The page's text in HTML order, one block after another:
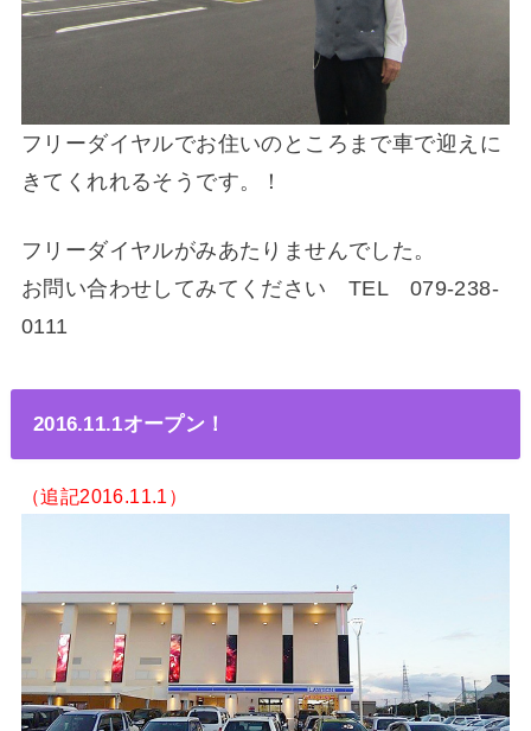
フリーダイヤルでお住いのところまで車で迎えに
きてくれれるそうです。！
フリーダイヤルがみあたりませんでした。
お問い合わせしてみてください TEL 079-238-
0111
2016.11.1オープン！
（追記2016.11.1）